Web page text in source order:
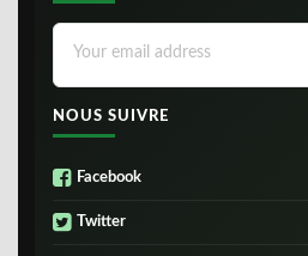
NOUS SUIVRE
Facebook
Twitter